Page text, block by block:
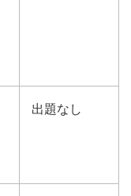
出題なし